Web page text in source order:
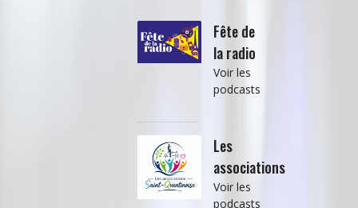
Fête de
la radio
Voir les
podcasts
Les
associations
Voir les
podcasts